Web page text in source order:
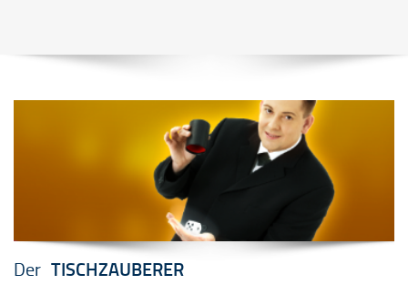
Der TISCHZAUBERER